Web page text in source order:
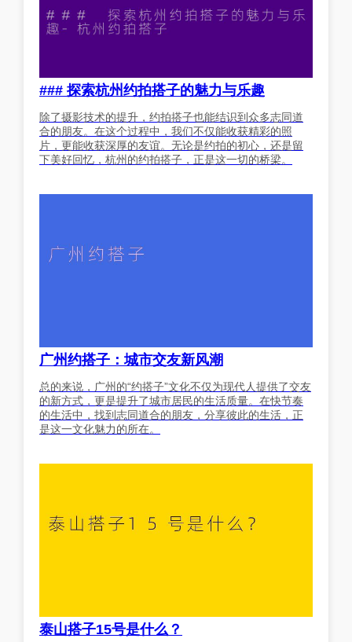
### 探索杭州约拍搭子的魅力与乐趣
除了摄影技术的提升，约拍搭子也能结识到众多志同道
合的朋友。在这个过程中，我们不仅能收获精彩的照
片，更能收获深厚的友谊。无论是约拍的初心，还是留
下美好回忆，杭州的约拍搭子，正是这一切的桥梁。
广州约搭子：城市交友新风潮
总的来说，广州的“约搭子”文化不仅为现代人提供了交友
的新方式，更是提升了城市居民的生活质量。在快节奏
的生活中，找到志同道合的朋友，分享彼此的生活，正
是这一文化魅力的所在。
泰山搭子15号是什么？